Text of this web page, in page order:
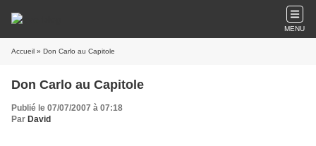
MENU
Accueil » Don Carlo au Capitole
Don Carlo au Capitole
Publié le 07/07/2007 à 07:18
Par David